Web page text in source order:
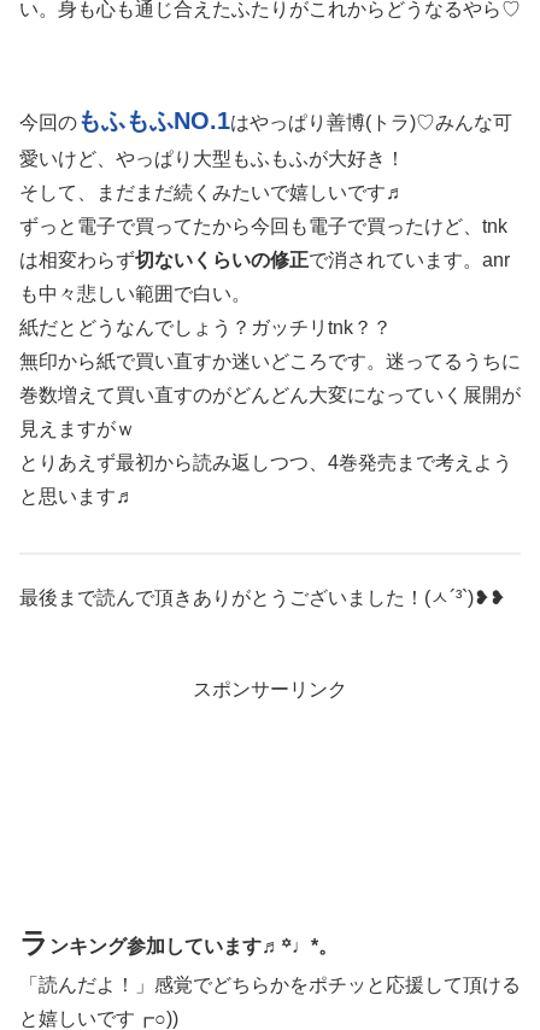
い。身も心も通じ合えたふたりがこれからどうなるやら♡
今回のもふもふNO.1はやっぱり善博(トラ)♡みんな可
愛いけど、やっぱり大型もふもふが大好き！
そして、まだまだ続くみたいで嬉しいです♬
ずっと電子で買ってたから今回も電子で買ったけど、tnk
は相変わらず切ないくらいの修正で消されています。anr
も中々悲しい範囲で白い。
紙だとどうなんでしょう？ガッチリtnk？？
無印から紙で買い直すか迷いどころです。迷ってるうちに
巻数増えて買い直すのがどんどん大変になっていく展開が
見えますがｗ
とりあえず最初から読み返しつつ、4巻発売まで考えよう
と思います♬
最後まで読んで頂きありがとうございました！(ㅅ´³`)❥❥
スポンサーリンク
ラ ンキング参加しています♬꙳♩*。
「読んだよ！」感覚でどちらかをポチッと応援して頂ける
と嬉しいです┏○))